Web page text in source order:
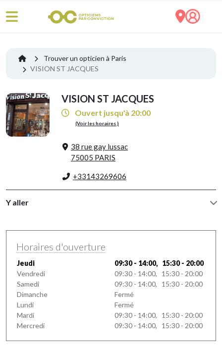
Trouver un opticien à Paris
VISION ST JACQUES
VISION ST JACQUES
Ouvert jusqu'à 20:00
(Voir les horaires )
38 rue gay lussac
75005 PARIS
+33143269606
Y aller
Horaires d'ouverture
Jeudi
09:30 - 14:00, 15:30 - 20:00
Vendredi
09:30 - 14:00, 15:30 - 20:00
Samedi
09:30 - 14:00, 15:30 - 20:00
Dimanche
Fermé
Lundi
Fermé
Mardi
09:30 - 14:00, 15:30 - 20:00
Mercredi
09:30 - 14:00, 15:30 - 20:00